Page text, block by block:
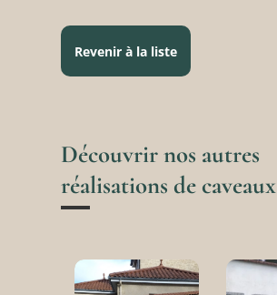
Revenir à la liste
Découvrir nos autres
réalisations de caveaux